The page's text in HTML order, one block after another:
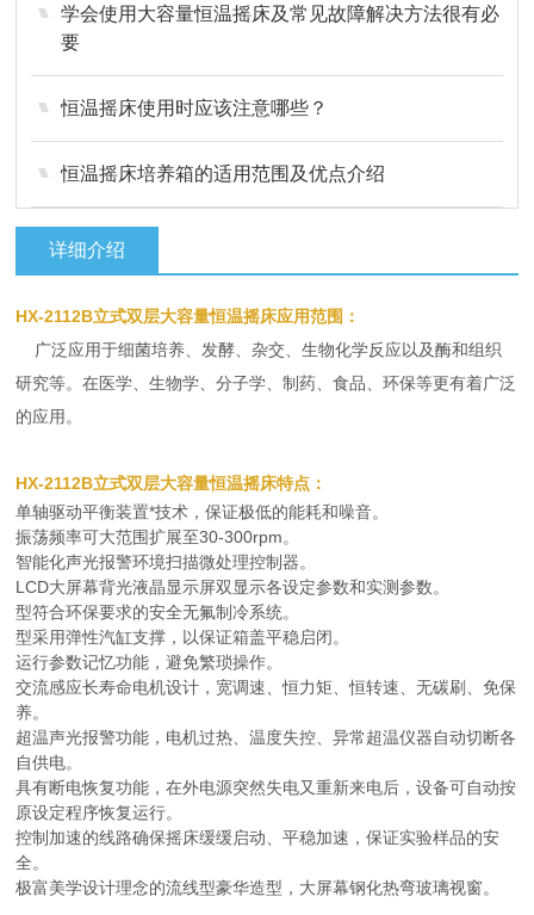
学会使用大容量恒温摇床及常见故障解决方法很有必
要
恒温摇床使用时应该注意哪些？
恒温摇床培养箱的适用范围及优点介绍
详细介绍
HX-2112B立式双层大容量恒温摇床应用范围：
广泛应用于细菌培养、发酵、杂交、生物化学反应以及酶和组织
研究等。在医学、生物学、分子学、制药、食品、环保等更有着广泛
的应用。
HX-2112B立式双层大容量恒温摇床特点：
单轴驱动平衡装置*技术，保证极低的能耗和噪音。
振荡频率可大范围扩展至30-300rpm。
智能化声光报警环境扫描微处理控制器。
LCD大屏幕背光液晶显示屏双显示各设定参数和实测参数。
型符合环保要求的安全无氟制冷系统。
型采用弹性汽缸支撑，以保证箱盖平稳启闭。
运行参数记忆功能，避免繁琐操作。
交流感应长寿命电机设计，宽调速、恒力矩、恒转速、无碳刷、免保
养。
超温声光报警功能，电机过热、温度失控、异常超温仪器自动切断各
自供电。
具有断电恢复功能，在外电源突然失电又重新来电后，设备可自动按
原设定程序恢复运行。
控制加速的线路确保摇床缓缓启动、平稳加速，保证实验样品的安
全。
极富美学设计理念的流线型豪华造型，大屏幕钢化热弯玻璃视窗。